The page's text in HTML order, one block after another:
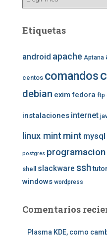
Etiquetas
android apache Aptana
centos comandos
debian exim fedora ftp
instalaciones internet
linux mint mint mysql
postgres programacion
shell slackware ssh
windows wordpress
Comentarios
Plasma KDE, como